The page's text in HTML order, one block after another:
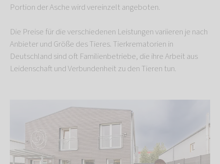
Portion der Asche wird vereinzelt angeboten.
Die Preise für die verschiedenen Leistungen variieren je nach
Anbieter und Größe des Tieres. Tierkrematorien in
Deutschland sind oft Familienbetriebe, die ihre Arbeit aus
Leidenschaft und Verbundenheit zu den Tieren tun.